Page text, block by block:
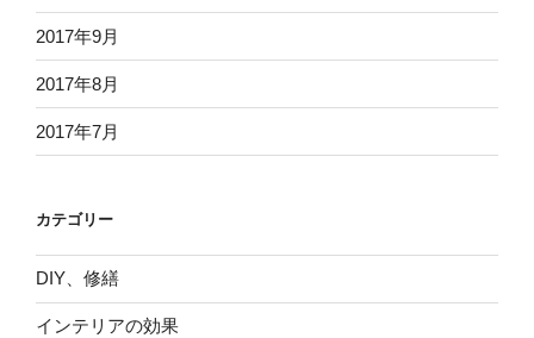
2017年9月
2017年8月
2017年7月
カテゴリー
DIY、修繕
インテリアの効果